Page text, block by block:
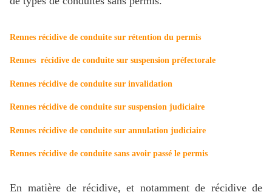
Rennes récidive de conduite sur rétention du permis
Rennes récidive de conduite sur suspension préfectorale
Rennes récidive de conduite sur invalidation
Rennes récidive de conduite sur suspension judiciaire
Rennes récidive de conduite sur annulation judiciaire
Rennes récidive de conduite sans avoir passé le permis
En matière de récidive, et notamment de récidive de